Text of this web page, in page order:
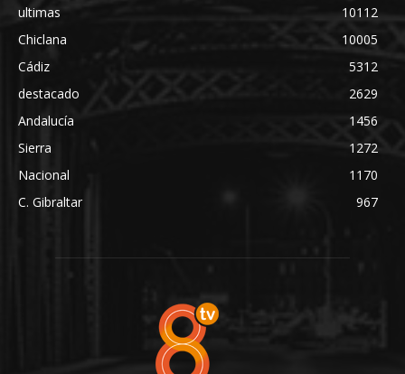
ultimas
10112
Chiclana
10005
Cádiz
5312
destacado
2629
Andalucía
1456
Sierra
1272
Nacional
1170
C. Gibraltar
967